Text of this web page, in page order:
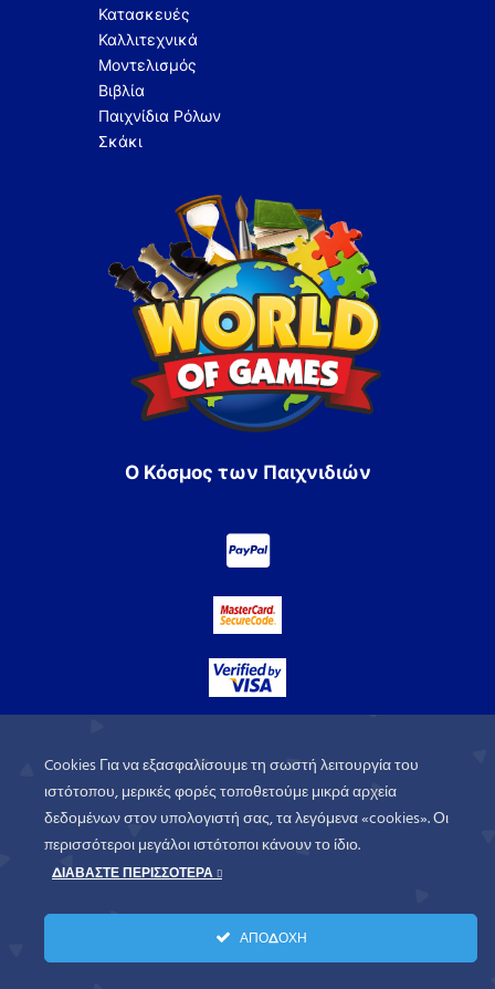
Κατασκευές
Καλλιτεχνικά
Μοντελισμός
Βιβλία
Παιχνίδια Ρόλων
Σκάκι
Ο Κόσμος των Παιχνιδιών
© 2026. All rights
Cookies Για να εξασφαλίσουμε τη σωστή λειτουργία του
ιστότοπου, μερικές φορές τοποθετούμε μικρά αρχεία
δεδομένων στον υπολογιστή σας, τα λεγόμενα «cookies». Οι
περισσότεροι μεγάλοι ιστότοποι κάνουν το ίδιο.
ΔΙΑΒΑΣΤΕ ΠΕΡΙΣΣΟΤΕΡΑ
ΑΠΟΔΟΧΗ